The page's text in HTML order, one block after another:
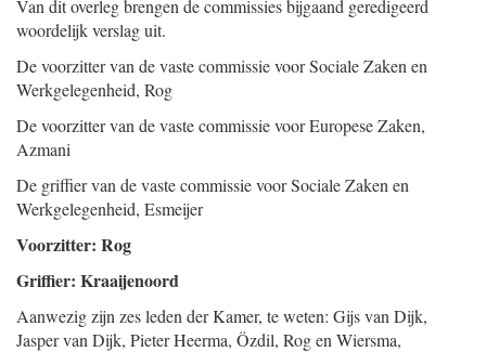
Van dit overleg brengen de commissies bijgaand geredigeerd
woordelijk verslag uit.
De voorzitter van de vaste commissie voor Sociale Zaken en
Werkgelegenheid, Rog
De voorzitter van de vaste commissie voor Europese Zaken,
Azmani
De griffier van de vaste commissie voor Sociale Zaken en
Werkgelegenheid, Esmeijer
Voorzitter: Rog
Griffier: Kraaijenoord
Aanwezig zijn zes leden der Kamer, te weten: Gijs van Dijk,
Jasper van Dijk, Pieter Heerma, Özdil, Rog en Wiersma,